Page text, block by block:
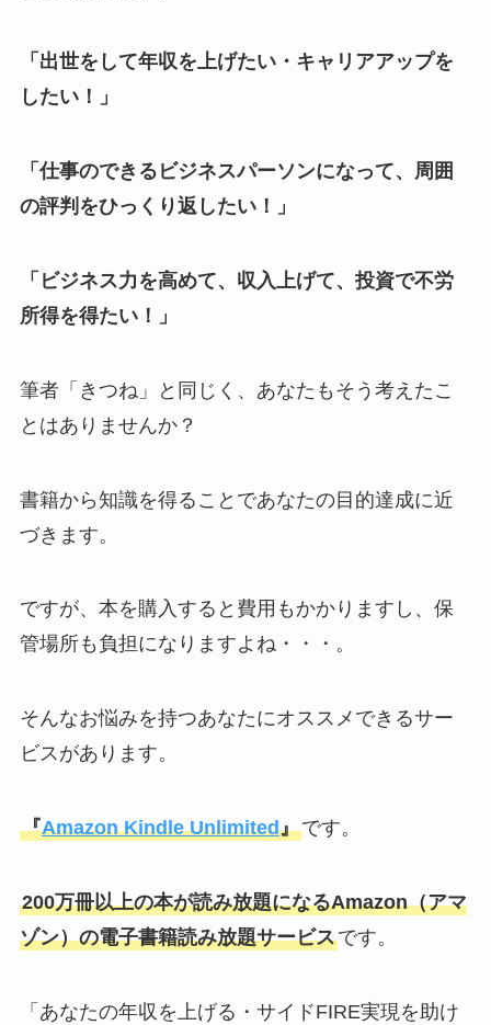
「出世をして年収を上げたい・キャリアアップを
したい！」
「仕事のできるビジネスパーソンになって、周囲
の評判をひっくり返したい！」
「ビジネス力を高めて、収入上げて、投資で不労
所得を得たい！」
筆者「きつね」と同じく、あなたもそう考えたこ
とはありませんか？
書籍から知識を得ることであなたの目的達成に近
づきます。
ですが、本を購入すると費用もかかりますし、保
管場所も負担になりますよね・・・。
そんなお悩みを持つあなたにオススメできるサー
ビスがあります。
『Amazon Kindle Unlimited』です。
200万冊以上の本が読み放題になるAmazon（アマ
ゾン）の電子書籍読み放題サービスです。
「あなたの年収を上げる・サイドFIRE実現を助け